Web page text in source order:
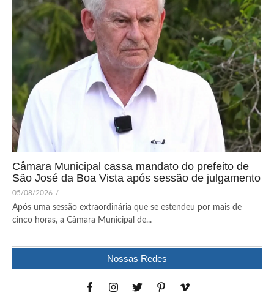
Câmara Municipal cassa mandato do prefeito de
São José da Boa Vista após sessão de julgamento
05/08/2026 /
Após uma sessão extraordinária que se estendeu por mais de
cinco horas, a Câmara Municipal de...
Nossas Redes